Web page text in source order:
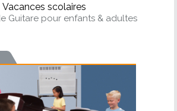
Vacances scolaires
Guitare pour enfants & adultes